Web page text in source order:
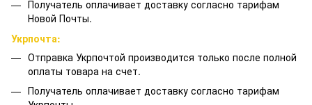
Получатель оплачивает доставку согласно тарифам
Новой Почты.
Укрпочта:
Отправка Укрпочтой производится только после полной
оплаты товара на счет.
Получатель оплачивает доставку согласно тарифам